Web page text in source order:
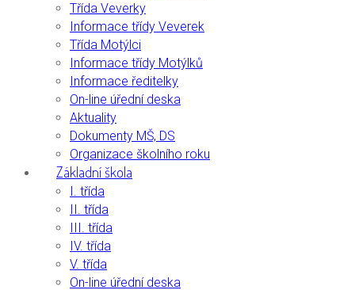
Třída Veverky
Informace třídy Veverek
Třída Motýlci
Informace třídy Motýlků
Informace ředitelky
On-line úřední deska
Aktuality
Dokumenty MŠ, DS
Organizace školního roku
Základní škola
I. třída
II. třída
III. třída
IV. třída
V. třída
On-line úřední deska